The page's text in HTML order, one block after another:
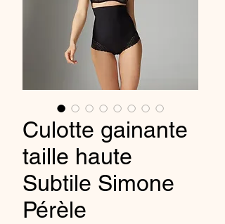
Culotte gainante
taille haute
Subtile Simone
Pérèle